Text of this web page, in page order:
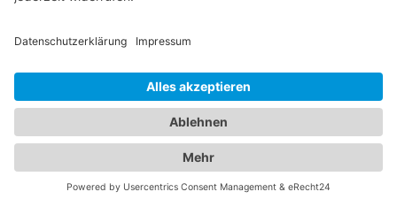
Augen- und Kinderheilkunde in Alsbach-Hähnlein
finden.
Jetzt Augenarzt finden!